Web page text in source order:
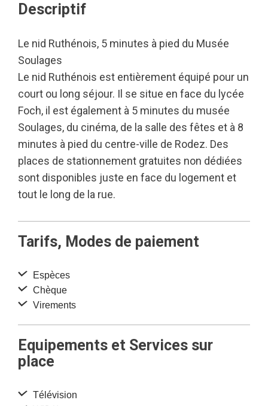
Descriptif
Le nid Ruthénois, 5 minutes à pied du Musée
Soulages
Le nid Ruthénois est entièrement équipé pour un
court ou long séjour. Il se situe en face du lycée
Foch, il est également à 5 minutes du musée
Soulages, du cinéma, de la salle des fêtes et à 8
minutes à pied du centre-ville de Rodez. Des
places de stationnement gratuites non dédiées
sont disponibles juste en face du logement et
tout le long de la rue.
Tarifs, Modes de paiement
Espèces
Chèque
Virements
Equipements et Services sur
place
Télévision